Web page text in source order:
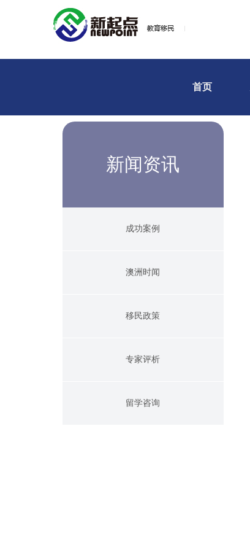
首页
新闻资讯
成功案例
澳洲时闻
移民政策
专家评析
留学咨询